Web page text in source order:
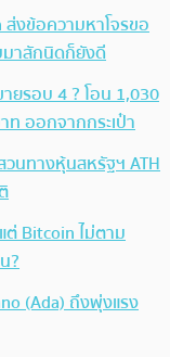
ส่งข้อความหาโจรขอ
าสักนิดก็ยังดี
ยรอบ 4 ? โอน 1,030
ท ออกจากกระเป๋า
นทางหุ้นสหรัฐฯ ATH
ต่ Bitcoin ไม่ตาม
?
(Ada) ถึงพุ่งแรง